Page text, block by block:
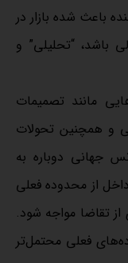
باعث شده بازار در
باشد، “تحلیلی” و
مانند تصمیمات
و همچنین تحولات
جهانی دوباره به
از محدوده فعلی
از تقاضا مواجه شود.
فعلی محتمل‌تر